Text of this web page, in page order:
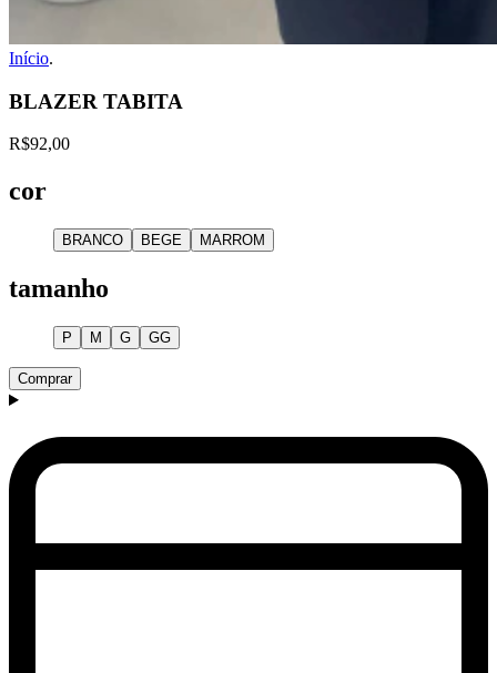
Início.
BLAZER TABITA
R$92,00
cor
BRANCO BEGE MARROM
tamanho
P M G GG
Comprar